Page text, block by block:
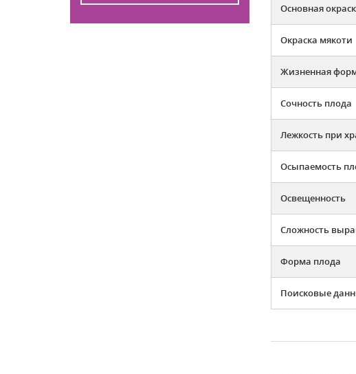
Основная
Окраска мякоти
Жизненная
Сочность плода
Лежкость при
Осыпаемость
Освещенность
Сложность
Форма плода
Поисковые